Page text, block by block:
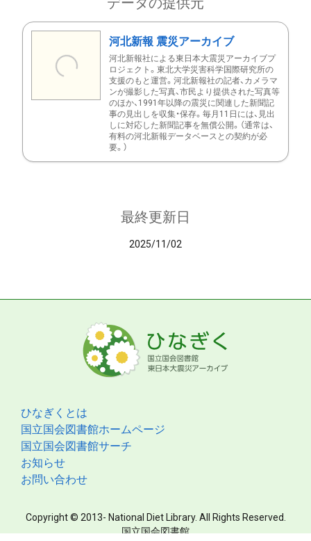
河北新報 震災アーカイブ
河北新報社による東日本大震災アーカイブプ
ロジェクト。東北大学災害科学国際研究所の
支援のもと運営。河北新報社の記者、カメラマ
ンが撮影した写真、市民より提供された写真等
のほか、1991年以降の震災に関連した新聞記
事の見出しを収集・保存。毎月11日には、見出
しに対応した新聞記事を無償公開。（通常は、
有料の河北新報データベースとの契約が必
要。）
最終更新日
2025/11/02
ひなぎくとは
国立国会図書館ホームページ
国立国会図書館サーチ
お知らせ
お問い合わせ
Copyright © 2013- National Diet Library. All Rights Reserved.